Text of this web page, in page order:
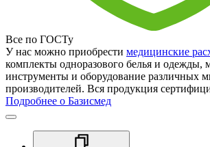
Все по ГОСТу
У нас можно приобрести медицинские
комплекты одноразового белья и одежды,
инструменты и оборудование различных
производителей. Вся продукция
Подробнее о Базисмед